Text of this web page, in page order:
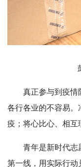
真正参与到疫情
各行各业的不容易。
疫；将心比心、相互
青年是新时代志
第一线，用实际行动